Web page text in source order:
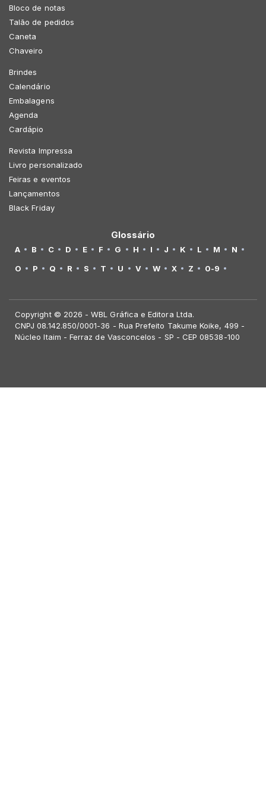
Bloco de notas
Talão de pedidos
Caneta
Chaveiro
Brindes
Calendário
Embalagens
Agenda
Cardápio
Revista Impressa
Livro personalizado
Feiras e eventos
Lançamentos
Black Friday
Glossário
A B C D E F G H I J K L M
N
O
P Q R S T U V W X Z 0-9
Copyright © 2026 - WBL Gráfica e Editora Ltda.
CNPJ 08.142.850/0001-36 - Rua Prefeito Takume Koike, 499 -
Núcleo Itaim - Ferraz de Vasconcelos - SP - CEP 08538-100